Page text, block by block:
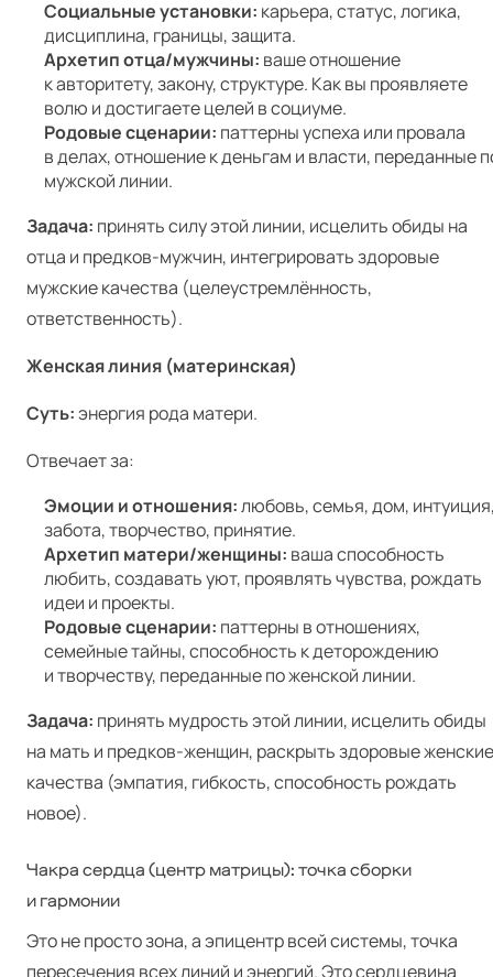
Социальные установки: карьера, статус, логика,
дисциплина, границы, защита.
Архетип отца/мужчины: ваше отношение
к авторитету, закону, структуре. Как вы проявляете
волю и достигаете целей в социуме.
Родовые сценарии: паттерны успеха или провала
в делах, отношение к деньгам и власти, переданные
мужской линии.
Задача: принять силу этой линии, исцелить обиды на
отца и предков-мужчин, интегрировать здоровые
мужские качества (целеустремлённость,
ответственность).
Женская линия (материнская)
Суть:энергия рода матери.
Отвечает за:
Эмоции и отношения:любовь, семья, дом,
забота, творчество, принятие.
Архетип матери/женщины: ваша способность
любить, создавать уют, проявлять чувства, рождать
идеи и проекты.
Родовые сценарии: паттерны в отношениях,
семейные тайны, способность к деторождению
и творчеству, переданные по женской линии.
Задача: принять мудрость этой линии, исцелить обиды
на мать и предков-женщин, раскрыть здоровые женские
качества (эмпатия, гибкость, способность рождать
новое).
Чакра сердца (центр матрицы): точка сборки
и гармонии
Это не просто зона, а эпицентр всей системы, точка
пересечения всех линий и энергий. Это сердцевина